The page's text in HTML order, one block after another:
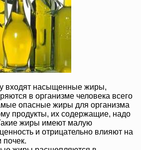
входят насыщенные жиры,
в организме человека всего
опасные жиры для организма
продукты, их содержащие, надо
жиры имеют малую
и отрицательно влияют на
почек.